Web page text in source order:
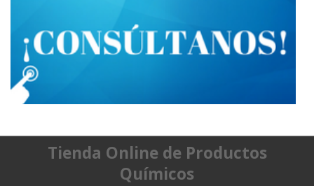
Tienda Online de Productos
Químicos